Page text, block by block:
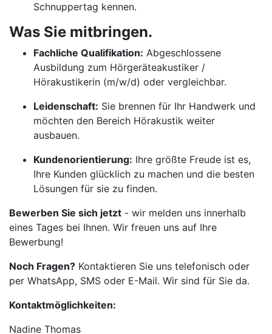
Schnuppertag kennen.
Was Sie mitbringen.
Fachliche Qualifikation: Abgeschlossene
Ausbildung zum Hörgeräteakustiker /
Hörakustikerin (m/w/d) oder vergleichbar.
Leidenschaft: Sie brennen für Ihr Handwerk und
möchten den Bereich Hörakustik weiter
ausbauen.
Kundenorientierung: Ihre größte Freude ist es,
Ihre Kunden glücklich zu machen und die besten
Lösungen für sie zu finden.
Bewerben Sie sich jetzt - wir melden uns innerhalb
eines Tages bei Ihnen. Wir freuen uns auf Ihre
Bewerbung!
Noch Fragen? Kontaktieren Sie uns telefonisch oder
per WhatsApp, SMS oder E-Mail. Wir sind für Sie da.
Kontaktmöglichkeiten:
Nadine Thomas